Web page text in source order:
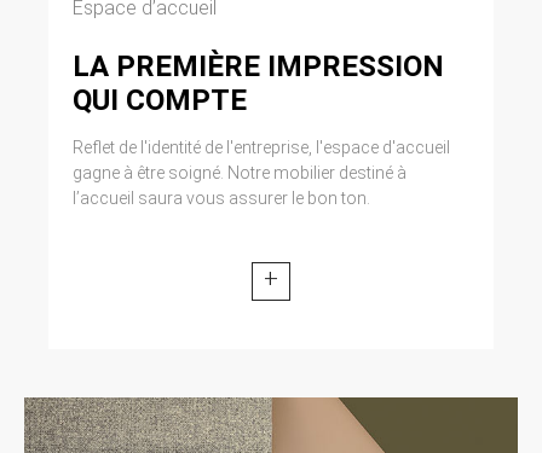
Espace d’accueil
LA PREMIÈRE IMPRESSION
QUI COMPTE
Reflet de l'identité de l'entreprise, l'espace d'accueil
gagne à être soigné. Notre mobilier destiné à
l’accueil saura vous assurer le bon ton.
+